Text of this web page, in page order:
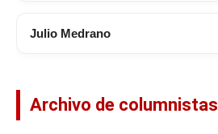
Julio Medrano
Archivo de columnistas